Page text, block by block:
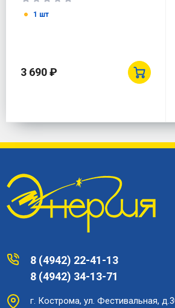
1 шт
3 690 ₽
8 (4942) 22-41-13
8 (4942) 34-13-71
г. Кострома, ул. Фестивальная,